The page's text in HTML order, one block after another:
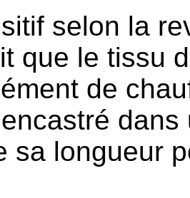
selon la
que le tissu
de
sa longueur